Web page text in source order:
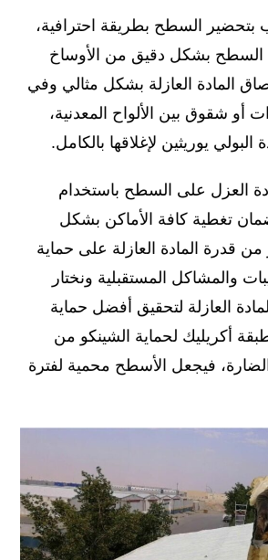
بتحضير السطح بطريقة احترافية،
السطح بشكل دقيق من الأوساخ
المادة العازلة بشكل مثالي وفي
شقوق بين الألواح المعدنية،
يوريثين لإغلاقها بالكامل.
العزل على السطح باستخدام
تغطية كافة الأماكن بشكل
قدرة المادة العازلة على حماية
والمشاكل المستقبلية ونختار
العازلة لتحقيق أفضل حماية
أكريليك لحماية الشينكو من
فيجعل الأسطح محمية لفترة